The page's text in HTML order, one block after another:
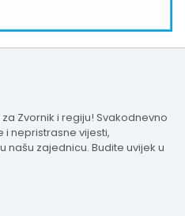
Zvornik i regiju! Svakodnevno
nepristrasne vijesti,
našu zajednicu. Budite uvijek u